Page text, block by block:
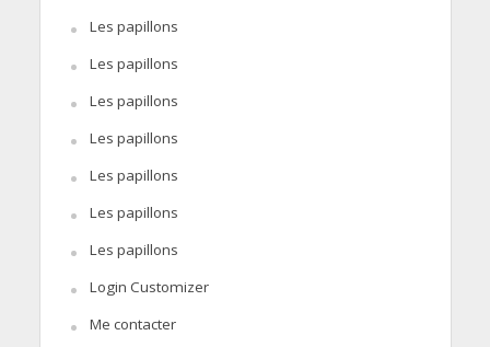
Les papillons
Les papillons
Les papillons
Les papillons
Les papillons
Les papillons
Les papillons
Login Customizer
Me contacter